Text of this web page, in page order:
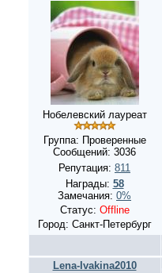
Нобелевский лауреат
Группа: Проверенные
Сообщений: 3036
Репутация: 811
Награды: 58
Замечания: 0%
Статус: Offline
Город: Санкт-Петербург
Lena-Ivakina2010